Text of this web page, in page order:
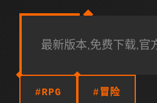
最新版本,免费下载,官
#RPG #冒险